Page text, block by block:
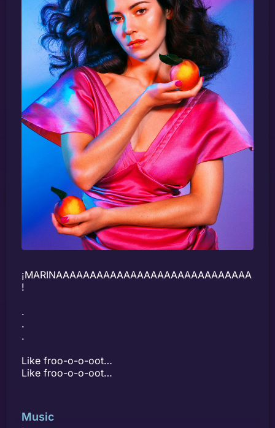
¡MARINAAAAAAAAAAAAAAAAAAAAAAAAAAAAA
!
.
.
.
Like froo-o-o-oot…
Like froo-o-o-oot…
Music